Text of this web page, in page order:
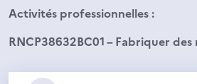
Activités professionnelles :
RNCP38632BC01 – Fabriquer des